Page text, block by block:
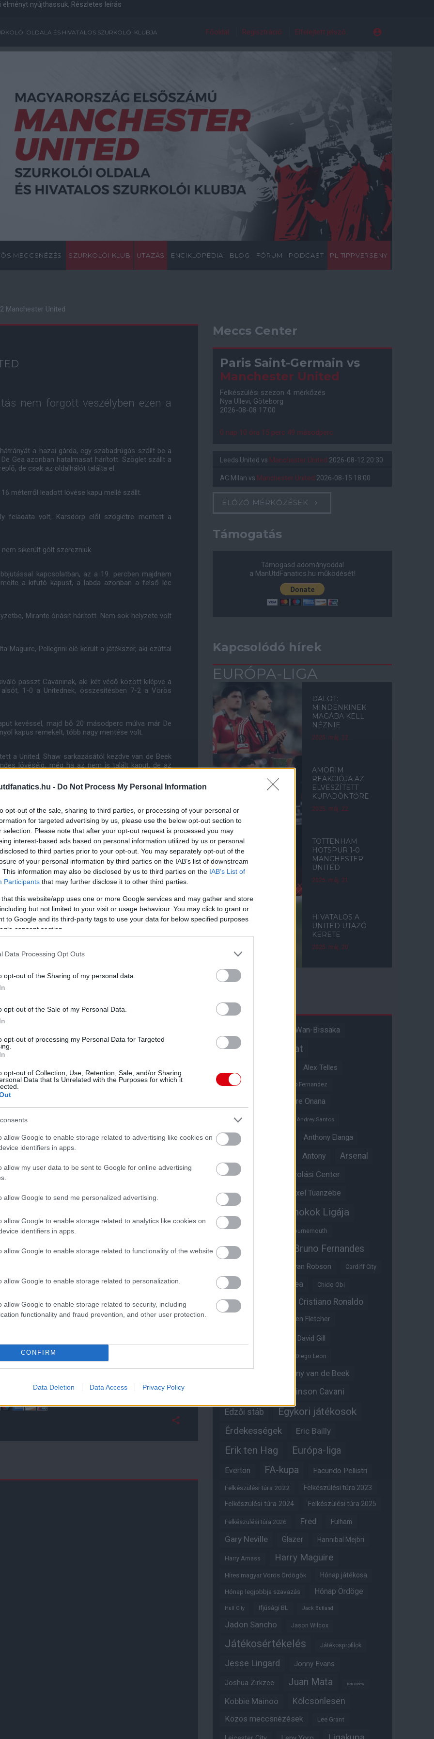
nyújthassuk. Részletes leírás
- Do Not Process My Personal Information
opt-out of the sale, sharing to third parties, or processing of your personal or
for targeted advertising by us, please use the below opt-out section to
selection. Please note that after your opt-out request is processed you may
interest-based ads based on personal information utilized by us or personal
to third parties prior to your opt-out. You may separately opt-out of the
of your personal information by third parties on the IAB’s list of downstream
This information may also be disclosed by us to third parties on the IAB’s List of
Participants that may further disclose it to other third parties.
that this website/app uses one or more Google services and may gather and store
but not limited to your visit or usage behaviour. You may click to grant or
to Google and its third-party tags to use your data for below specified purposes
consent section.
Data Processing Opt Outs
opt-out of the Sharing of my personal data.
opt-out of the Sale of my Personal Data.
opt-out of processing my Personal Data for Targeted
opt-out of Collection, Use, Retention, Sale, and/or Sharing
Data that Is Unrelated with the Purposes for which it
allow Google to enable storage related to advertising like cookies on
identifiers in apps.
allow my user data to be sent to Google for online advertising
allow Google to send me personalized advertising.
allow Google to enable storage related to analytics like cookies on
identifiers in apps.
allow Google to enable storage related to functionality of the website
allow Google to enable storage related to personalization.
allow Google to enable storage related to security, including
functionality and fraud prevention, and other user protection.
CONFIRM
Data Deletion Data Access Privacy Policy
OLDALA ÉS HIVATALOS SZURKOLÓI KLUBJA Főoldal Regisztráció Elfelejtett jelszó
MECCSNÉZÉS SZURKOLÓI KLUB UTAZÁS ENCIKLOPÉDIA BLOG FÓRUM PODCAST PL TIPPVERSENY
Manchester United
nem forgott veszélyben ezen a
a hazai gárda, egy szabadrúgás szállt be a
Gea azonban hatalmasat hárított. Szöglet szállt a
de csak az oldalhálót találta el.
méterről leadott lövése kapu mellé szállt.
feladata volt, Karsdorp elől szögletre mentett a
sikerült gólt szerezniük.
kapcsolatban, az a 19. percben majdnem
a kifutó kapust, a labda azonban a felső léc
Mirante óriásit hárított. Nem sok helyzete volt
Maguire, Pellegrini elé került a játékszer, aki ezúttal
passzt Cavaninak, aki két védő között kilépve a
1-0 a Unitednek, összesítésben 7-2 a Vörös
kevéssel, majd bő 20 másodperc múlva már De
kapus remekelt, több nagy mentése volt.
a United, Shaw sarkazásától kezdve van de Beek
lövéséig, még ha az nem is talált kaput, de az
volna szerezni, azonban ez nem sikerült. Minden
többet hibáztak, a United pedig a félidő második
a vezető gólt.
helyzetet nem dolgoztak ki. Az igazsághoz
nagy köszönet, amiért nem ítélt büntetőt Maguire
labdát lőtt meg Pedro a hosszún, a lövés nem
5 méterről kapuba fejelt.
méterről lőtt, De Gea nem tudott hárítani, így a 60.
később De Gea kétszer is nagyot mentett. Ha
hogy két gólra feljött volna a Roma.
hazai gólszerzést, bár itt egy kis szerencse is
ami alatt akár 5 gólt is lőhettek volna.
került helyzetbe, de sajnos nem tudott
íveléssel találta meg a remekül mozgó Cavanit, aki
ám a 83. percben Zalewski elé szállt a labda,
a hálóba.
volna a kiesésbe, a United pedig abba, hogy
Ibanez, Peres(Santon 69.) - Cristante, Mancini -
77.)
Maguire, Shaw(Telles 46.) - van de Beek, Fred -
- Cavani(Rashford 73.)
McTominay, Elanga, Diallo
Cavani 39', 68'
Cavani, Williams
ésiOS-re!
működését!
Meccs Center
Paris Saint-Germain vs
Manchester United
Felkészülési szezon 4. mérkőzés
Nya Ullevi, Göteborg
2026-08-08 17:00
0 nap 10 óra 15 perc 48 másodperc
Leeds United vs Manchester United 2026-08-12 20:30
AC Milan vs Manchester United 2026-08-15 18:00
ELŐZŐ MÉRKŐZÉSEK
Támogatás
Támogasd adományoddal
a ManUtdFanatics.hu működését!
Kapcsolódó hírek
EURÓPA-LIGA
DALOT:
MINDENKINEK
MAGÁBA KELL
NÉZNIE
2025. máj. 22.
AMORIM
REAKCIÓJA AZ
ELVESZÍTETT
KUPADÖNTŐRE
2025. máj. 22.
TOTTENHAM
HOTSPUR 1-0
MANCHESTER
UNITED
2025. máj. 21.
HIVATALOS A
UNITED UTAZÓ
KERETE
2025. máj. 20.
Aaron Wan-Bissaka
Akadémiai csapat
Alex Telles
Altay Bayindir Alvaro Fernandez
Andre Onana
Andreas Pereira
Andrey Santos
Angol válogatott Anthony Elanga
Antony Arsenal
Aston Villa Átigazolási Center
Átigazolások Axel Tuanzebe
Bajnokok Ligája
Benjamin Sesko Bournemouth
Brandon Williams Bruno Fernandes
Bryan Robson Cardiff City
Casemiro Chelsea Chido Obi
Christian Eriksen Cristiano Ronaldo
Darren Fletcher
David Gill
Diego Leon
Donny van de Beek
Edinson Cavani
Edzői stáb Egykori játékosok
Érdekességek Eric Bailly
Erik ten Hag Európa-liga
Everton FA-kupa Facundo Pellistri
Felkészülési túra 2022 Felkészülési túra 2023
Felkészülési túra 2024 Felkészülési túra 2025
Felkészülési túra 2026 Fred Fulham
Gary Neville Glazer Hannibal Mejbri
Harry Amass Harry Maguire
Híres magyar Vörös Ördögök Hónap játékosa
Hónap legjobbja szavazás Hónap Ördöge
Hull City Ifjúsági BL Jack Butland
Jadon Sancho Jason Wilcox
Játékosértékelés Játékosprofilok
Jesse Lingard Jonny Evans
Joshua Zirkzee Juan Mata Karl Darlow
Kobbie Mainoo Kölcsönlesen
Közös meccsnézések Lee Grant